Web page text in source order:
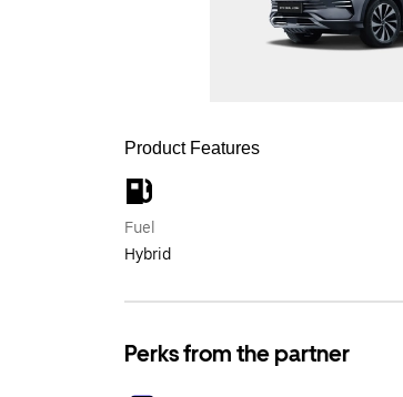
Product Features
Fuel
Hybrid
Perks from the partner